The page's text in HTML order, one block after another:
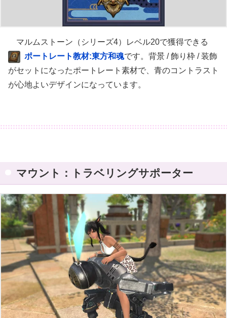
マルムストーン（シリーズ4）レベル20で獲得できる
ポートレート教材:東方和魂です。背景 / 飾り枠 / 装飾
がセットになったポートレート素材で、青のコントラスト
が心地よいデザインになっています。
マウント：トラベリングサポーター